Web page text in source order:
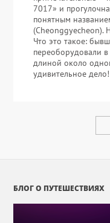
7017» и
понятным
(Cheonggyecheon).
Что это такое:
переоборудовали
длиной около
удивительное
БЛОГ О ПУТЕШЕСТВИЯХ